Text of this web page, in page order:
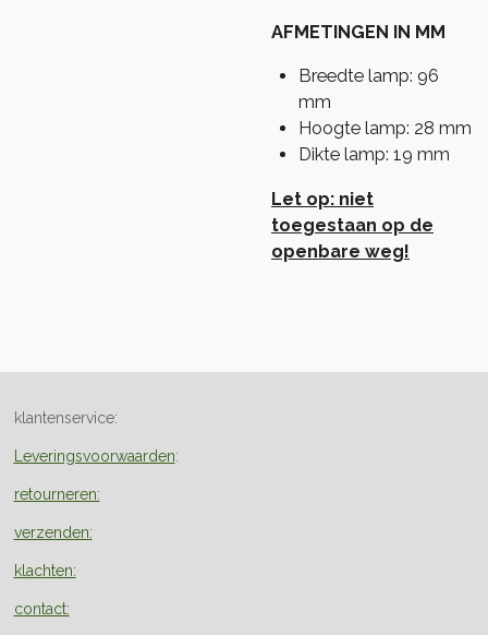
AFMETINGEN IN MM
Breedte lamp: 96
mm
Hoogte lamp: 28 mm
Dikte lamp: 19 mm
Let op: niet
toegestaan op de
openbare weg!
klantenservice:
Leveringsvoorwaarden:
retourneren:
verzenden:
klachten:
contact: